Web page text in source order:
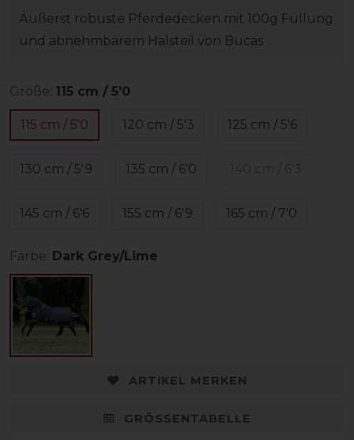
Äußerst robuste Pferdedecken mit 100g Füllung
und abnehmbarem Halsteil von Bucas
Größe: 115 cm / 5'0
115 cm / 5'0 120 cm / 5'3 125 cm / 5'6
130 cm / 5'9 135 cm / 6'0
145 cm / 6'6 155 cm / 6'9 165 cm / 7'0
Farbe: Dark Grey/Lime
ARTIKEL MERKEN
GRÖSSENTABELLE